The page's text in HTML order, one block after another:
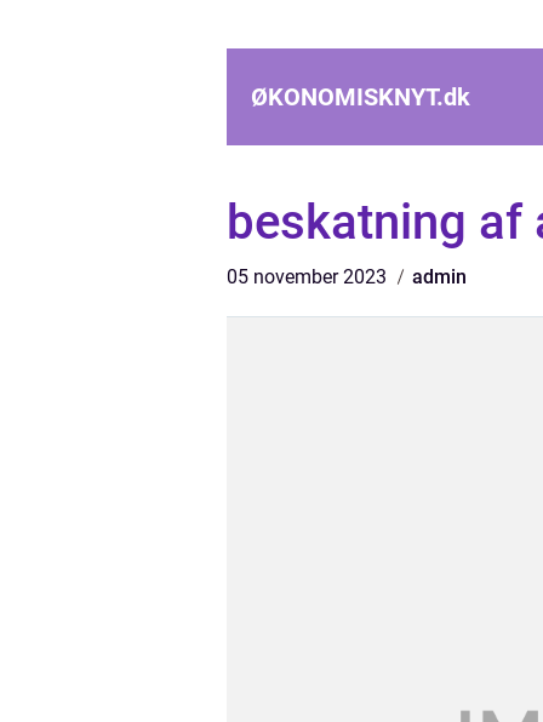
ØKONOMISKNYT.dk
beskatning af
05 november 2023 admin